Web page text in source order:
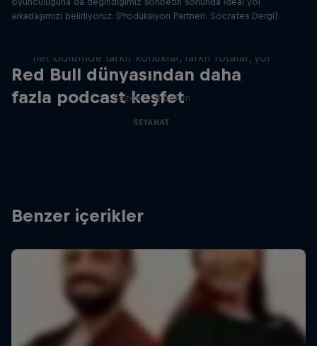
arkadaşımızı belirliyoruz. (Prodüksiyon Partneri: Socrates Dergi)
Red Bull dünyasından daha
fazla podcast keşfet
Red Bull Yol Arkadaşım
her bölümde farklı konuklar, farklı rotalar, yol
…
Sezon 1 · 8 bölüm
SEYAHAT
Benzer içerikler